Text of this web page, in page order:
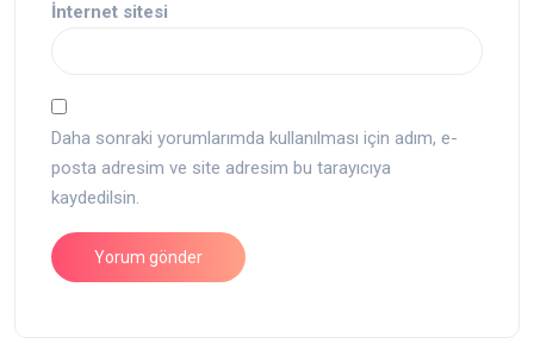
İnternet sitesi
Daha sonraki yorumlarımda kullanılması için adım, e-
posta adresim ve site adresim bu tarayıcıya
kaydedilsin.